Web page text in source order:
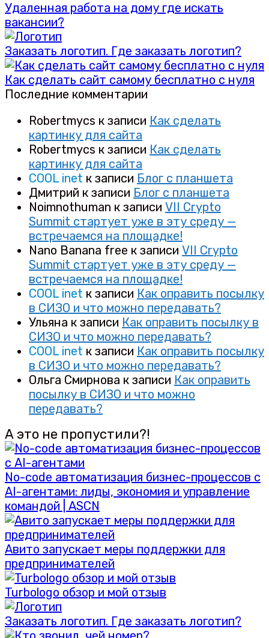
Удаленная работа на дому где искать
вакансии?
Заказать логотип. Где заказать логотип?
Как сделать сайт самому бесплатно с нуля
Последние комментарии
Robertmycs к записи Как сделать
картинку для сайта
Robertmycs к записи Как сделать
картинку для сайта
COOL inet к записи Блог с планшета
Дмитрий к записи Блог с планшета
Noimnothuman к записи VII Crypto
Summit стартует уже в эту среду —
встречаемся на площадке!
Nano Banana free к записи VII Crypto
Summit стартует уже в эту среду —
встречаемся на площадке!
COOL inet к записи Как оправить посылку
в СИЗО и что можно передавать?
Ульяна к записи Как оправить посылку в
СИЗО и что можно передавать?
COOL inet к записи Как оправить посылку
в СИЗО и что можно передавать?
Ольга Смирнова к записи Как оправить
посылку в СИЗО и что можно
передавать?
А это не пропустили?!
No-code автоматизация бизнес-процессов с
AI-агентами: лиды, экономия и управление
командой | ASCN
Авито запускает меры поддержки для
предпринимателей
Turbologo обзор и мой отзыв
Заказать логотип. Где заказать логотип?